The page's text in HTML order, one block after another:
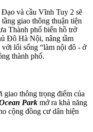
và cầu Vĩnh Tuy 2 sẽ
giao thông thuận tiện
Thành phố biển hồ trở
Đô Hà Nội, nâng tầm
lối sống “làm nội đô - ở
thành phố.
giao thông trọng điểm của
Park mở ra khả năng
cộng đồng cư dân hiện